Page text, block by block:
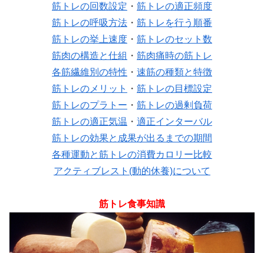
筋トレの回数設定 ・ 筋トレの適正頻度
筋トレの呼吸方法 ・ 筋トレを行う順番
筋トレの挙上速度 ・ 筋トレのセット数
筋肉の構造と仕組 ・ 筋肉痛時の筋トレ
各筋繊維別の特性 ・ 速筋の種類と特徴
筋トレのメリット
・ 筋トレの目標設定
筋トレのプラトー ・ 筋トレの過剰負荷
筋トレの適正気温 ・ 適正インターバル
筋トレの効果と成果が出るまでの期間
各種運動と筋トレの消費カロリー比較
アクティブレスト(動的休養)について
筋トレ食事知識